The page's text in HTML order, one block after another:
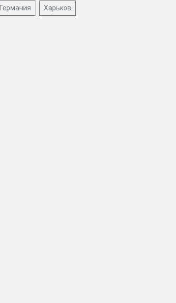
Германия Харьков